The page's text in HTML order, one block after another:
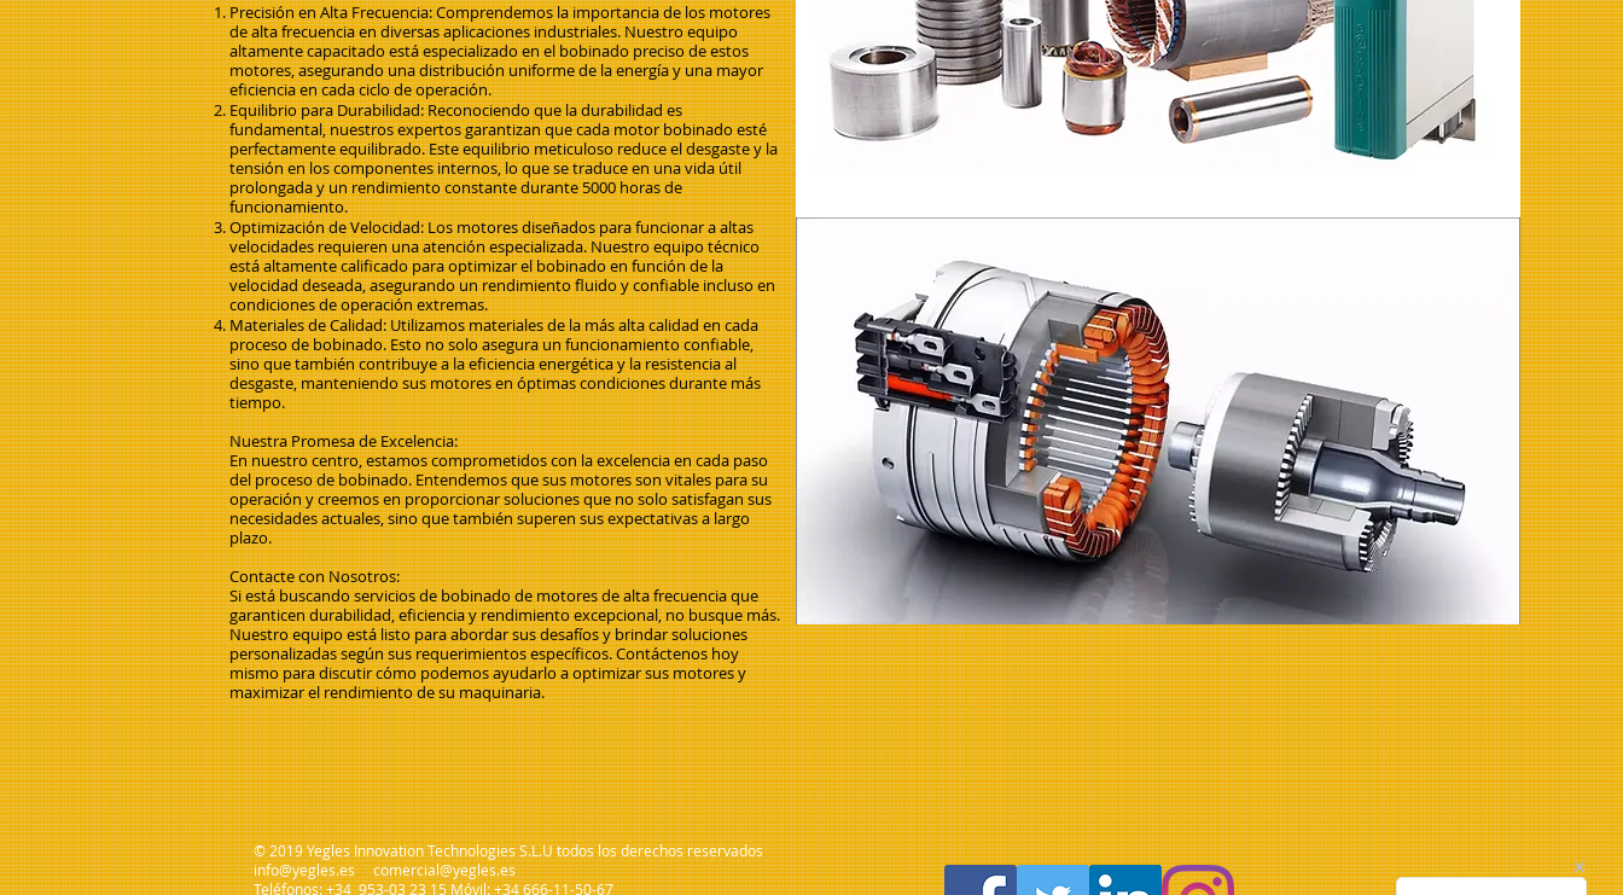
Precisión en Alta Frecuencia: Comprendemos la importancia de los motores
de alta frecuencia en diversas aplicaciones industriales. Nuestro equipo
altamente capacitado está especializado en el bobinado preciso de estos
motores, asegurando una distribución uniforme de la energía y una mayor
eficiencia en cada ciclo de operación.
Equilibrio para Durabilidad: Reconociendo que la durabilidad es
fundamental, nuestros expertos garantizan que cada motor bobinado esté
perfectamente equilibrado. Este equilibrio meticuloso reduce el desgaste y la
tensión en los componentes internos, lo que se traduce en una vida útil
prolongada y un rendimiento constante durante 5000 horas de
funcionamiento.
Optimización de Velocidad: Los motores diseñados para funcionar a altas
velocidades requieren una atención especializada. Nuestro equipo técnico
está altamente calificado para optimizar el bobinado en función de la
velocidad deseada, asegurando un rendimiento fluido y confiable incluso en
condiciones de operación extremas.
Materiales de Calidad: Utilizamos materiales de la más alta calidad en cada
proceso de bobinado. Esto no solo asegura un funcionamiento confiable,
sino que también contribuye a la eficiencia energética y la resistencia al
desgaste, manteniendo sus motores en óptimas condiciones durante más
tiempo.
Nuestra Promesa de Excelencia:
En nuestro centro, estamos comprometidos con la excelencia en cada paso
del proceso de bobinado. Entendemos que sus motores son vitales para su
operación y creemos en proporcionar soluciones que no solo satisfagan sus
necesidades actuales, sino que también superen sus expectativas a largo
plazo.
Contacte con Nosotros:
Si está buscando servicios de bobinado de motores de alta frecuencia que
garanticen durabilidad, eficiencia y rendimiento excepcional, no busque más.
Nuestro equipo está listo para abordar sus desafíos y brindar soluciones
personalizadas según sus requerimientos específicos. Contáctenos hoy
mismo para discutir cómo podemos ayudarlo a optimizar sus motores y
maximizar el rendimiento de su maquinaria.
© 2019 Yegles Innovation Technologies S.L.U todos los derechos reservados
info@yegles.es
comercial@yegles.es
Teléfonos: +34 953-03 23 15 Móvil: +34 666-11-50-67